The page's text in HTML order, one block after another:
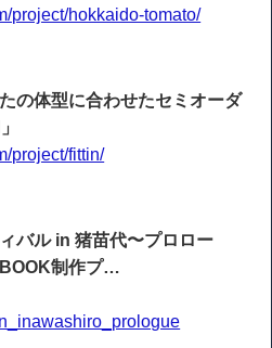
project/hokkaido-tomato/
の体型に合わせたセミオーダ
project/fittin/
バル in 猪苗代〜プロロー
制作プ…